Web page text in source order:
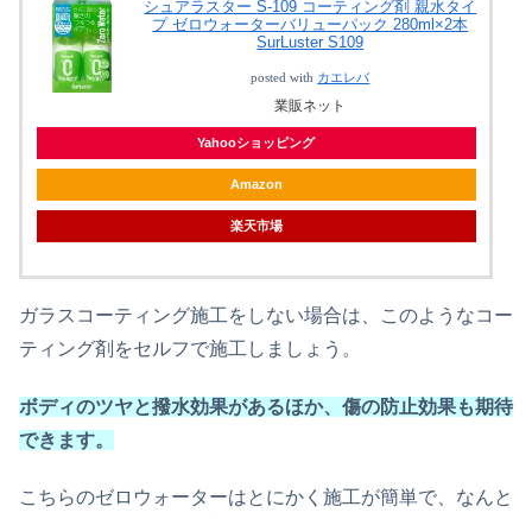
シュアラスター S-109 コーティング剤 親水タイ
プ ゼロウォーターバリューパック 280ml×2本
SurLuster S109
posted with カエレバ
業販ネット
Yahooショッピング
Amazon
楽天市場
ガラスコーティング施工をしない場合は、このようなコー
ティング剤をセルフで施工しましょう。
ボディのツヤと撥水効果があるほか、傷の防止効果も期待
できます。
こちらのゼロウォーターはとにかく施工が簡単で、なんと